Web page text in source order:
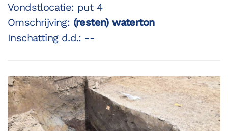
Vondstlocatie: put 4
Omschrijving: (resten) waterton
Inschatting d.d.: --